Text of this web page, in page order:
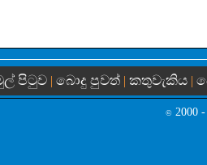
පිටුව | බොදු පුවත් | කතුවැකිය |
© 2000